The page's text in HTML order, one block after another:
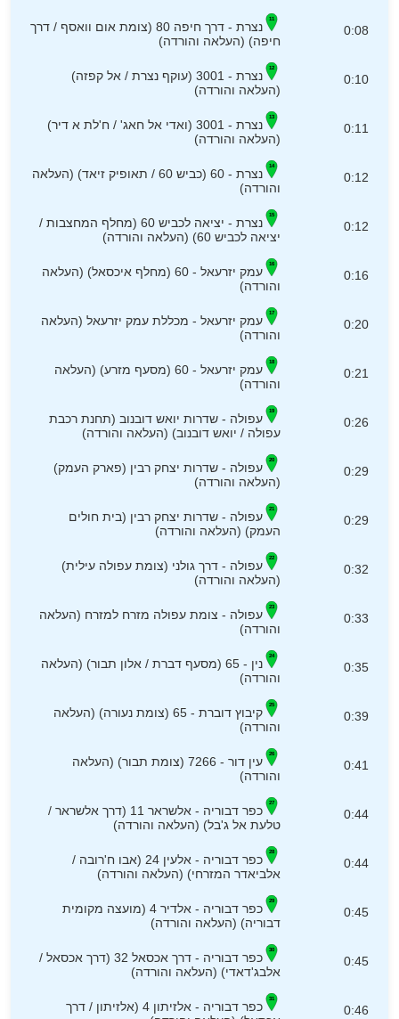
0:08
נצרת - דרך חיפה 80 (צומת אום וואסף / דרך
חיפה) (העלאה והורדה)
0:10
נצרת - 3001 (עוקף נצרת / אל קפזה)
(העלאה והורדה)
0:11
נצרת - 3001 (ואדי אל חאג' / ח'לת א דיר)
(העלאה והורדה)
0:12
נצרת - 60 (כביש 60 / תאופיק זיאד) (העלאה
והורדה)
0:12
נצרת - יציאה לכביש 60 (מחלף המחצבות /
יציאה לכביש 60) (העלאה והורדה)
0:16
עמק יזרעאל - 60 (מחלף איכסאל) (העלאה
והורדה)
0:20
עמק יזרעאל - מכללת עמק יזרעאל (העלאה
והורדה)
0:21
עמק יזרעאל - 60 (מסעף מזרע) (העלאה
והורדה)
0:26
עפולה - שדרות יואש דובנוב (תחנת רכבת
עפולה / יואש דובנוב) (העלאה והורדה)
0:29
עפולה - שדרות יצחק רבין (פארק העמק)
(העלאה והורדה)
0:29
עפולה - שדרות יצחק רבין (בית חולים
העמק) (העלאה והורדה)
0:32
עפולה - דרך גולני (צומת עפולה עילית)
(העלאה והורדה)
0:33
עפולה - צומת עפולה מזרח למזרח (העלאה
והורדה)
0:35
נין - 65 (מסעף דברת / אלון תבור) (העלאה
והורדה)
0:39
קיבוץ דוברת - 65 (צומת נעורה) (העלאה
והורדה)
0:41
עין דור - 7266 (צומת תבור) (העלאה
והורדה)
0:44
כפר דבוריה - אלשראר 11 (דרך אלשראר /
טלעת אל ג'בל) (העלאה והורדה)
0:44
כפר דבוריה - אלעין 24 (אבו ח'רובה /
אלביאדר המזרחי) (העלאה והורדה)
0:45
כפר דבוריה - אלדיר 4 (מועצה מקומית
דבוריה) (העלאה והורדה)
0:45
כפר דבוריה - דרך אכסאל 32 (דרך אכסאל /
אלבג'דאדי) (העלאה והורדה)
0:46
כפר דבוריה - אלזיתון 4 (אלזיתון / דרך